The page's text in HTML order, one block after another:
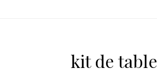
kit de table